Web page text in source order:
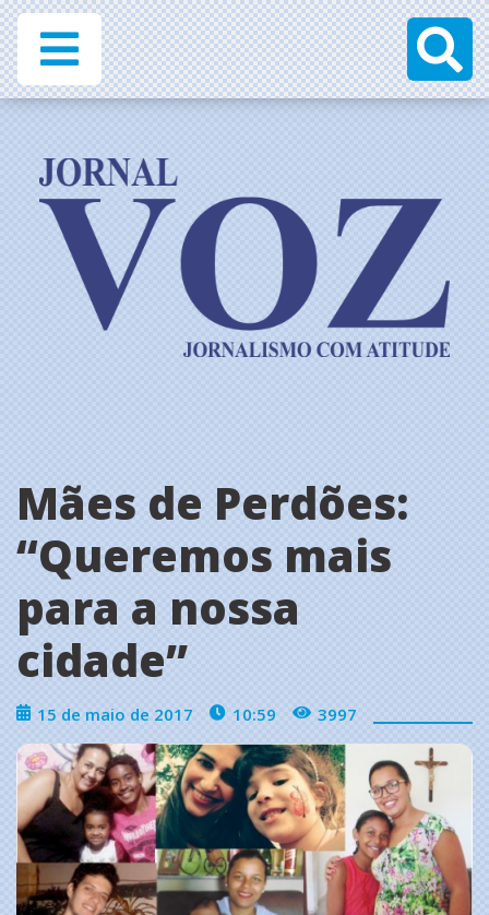
Mães de Perdões:
‘‘Queremos mais
para a nossa
cidade’’
15 de maio de 2017 10:59 3997